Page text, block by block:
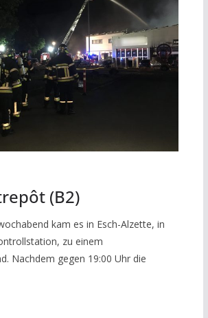
(B2)
kam es in Esch-Alzette, in
zu einem
Nachdem gegen 19:00 Uhr die